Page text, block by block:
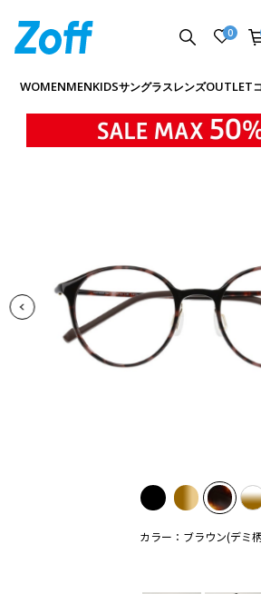
0
WOMENMENKIDSサングラスレンズOUTLET
カラー：ブラウン(デミ
商品詳細ページへ